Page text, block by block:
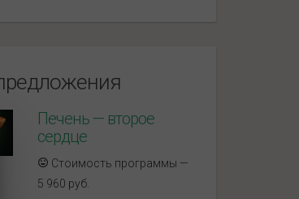
Печень — второе
сердце
Стоимость программы —
5 960 руб.